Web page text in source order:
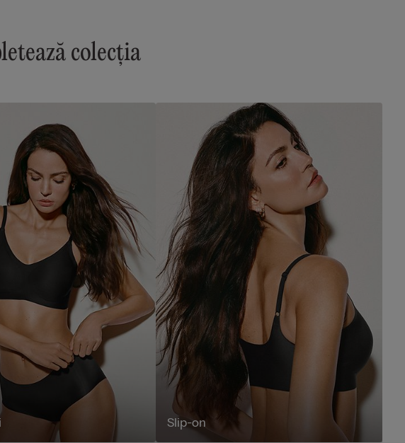
colecția
Slip-on